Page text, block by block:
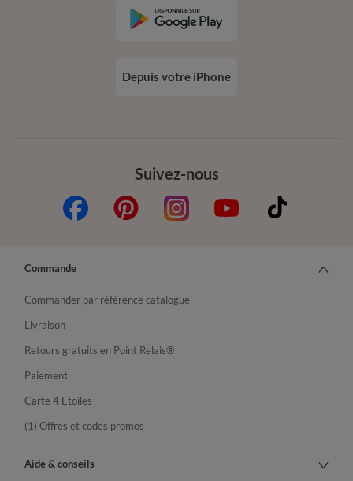
Suivez-nous
Depuis votre iPhone
Commande
Commander par référence catalogue
Livraison
Retours gratuits en Point Relais®
Paiement
Carte 4 Etoiles
(1) Offres et codes promos
Aide & conseils